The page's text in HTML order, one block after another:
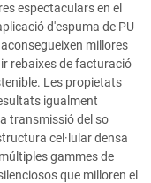
espectaculars en el
d'espuma de PU
millores
rebaixes de facturació
Les propietats
igualment
transmissió del so
cel·lular densa
gammes de
que milloren el